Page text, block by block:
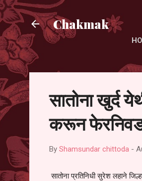
Chakmak
सातोना खुर्द
करून
By Shamsundar chittoda -
सातोना प्रतिनिधी सुरेश लहाने